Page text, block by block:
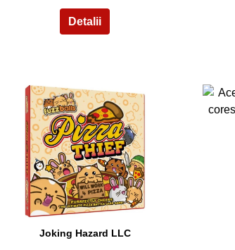
33
Joking Hazard LLC